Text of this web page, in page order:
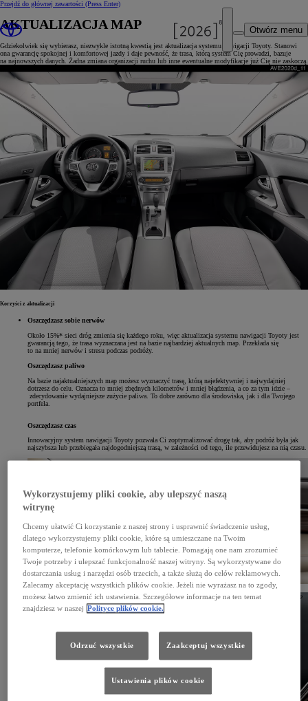
Przejdź do głównej zawartości (Press Enter)
Otwórz menu
AKTUALIZACJA MAP
Gdziekolwiek się wybierasz, niezwykle istotną kwestią jest aktualizacja systemu nawigacji Toyoty. Stanowi
ona gwarancję spokojnej i komfortowej jazdy i daje pewność, że trasa, którą system Cię prowadzi, bazuje
na najnowszych danych. Żadna zmiana organizacji ruchu lub inne ewentualne modyfikacje już Cię nie zaskoczą.
Korzyści z aktualizacji
Oszczędzasz sobie nerwów
Około 15%* sieci dróg zmienia się każdego roku, więc aktualizacja systemu nawigacji Toyoty jest
gwarancją tego, że trasa wyznaczana jest na bazie najbardziej aktualnych map. Przekłada się
to na mniej nerwów i stresu podczas podróży.
Oszczędzasz paliwo
Na bazie najaktualniejszych map możesz wyznaczyć trasę, którą najefektywniej i najwydajniej
dotrzesz do celu. Oznacza to mniej zbędnych kilometrów i mniej błądzenia, a co za tym idzie –
zdecydowanie wydajniejsze zużycie paliwa. To dobre zarówno dla środowiska, jak i dla Twojego
portfela.
Oszczędzasz czas
Innowacyjny system nawigacji Toyoty pozwala Ci zoptymalizować drogę tak, aby podróż była jak
najszybsza lub przebiegała najdogodniejszą trasą, w zależności od tego, ile przewidujesz na nią czasu.
Wykorzystujemy pliki cookie, aby ulepszyć naszą
witrynę
Chcemy ułatwić Ci korzystanie z naszej strony i usprawnić świadczenie usług,
dlatego wykorzystujemy pliki cookie, które są umieszczane na Twoim
komputerze, telefonie komórkowym lub tablecie. Pomagają one nam zrozumieć
Twoje potrzeby i ulepszać funkcjonalność naszej witryny. Są wykorzystywane do
dostarczania usług i narzędzi osób trzecich, a także służą do celów reklamowych.
Zalecamy akceptację wszystkich plików cookie. Jeżeli nie wyrażasz na to zgody,
możesz łatwo zmienić ich ustawienia. Szczegółowe informacje na ten temat
znajdziesz w naszej Polityce plików cookie.
Odrzuć wszystkie Zaakceptuj wszystkie
Ustawienia plików cookie